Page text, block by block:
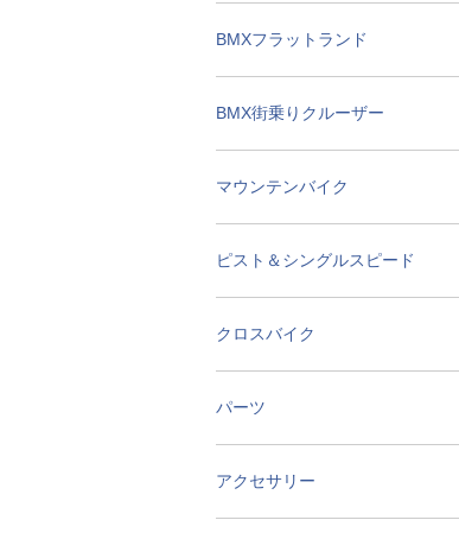
BMXフラットランド
BMX街乗りクルーザー
マウンテンバイク
ピスト＆シングルスピード
クロスバイク
パーツ
アクセサリー